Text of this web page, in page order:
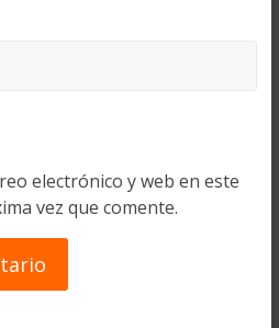
electrónico y web en este
vez que comente.